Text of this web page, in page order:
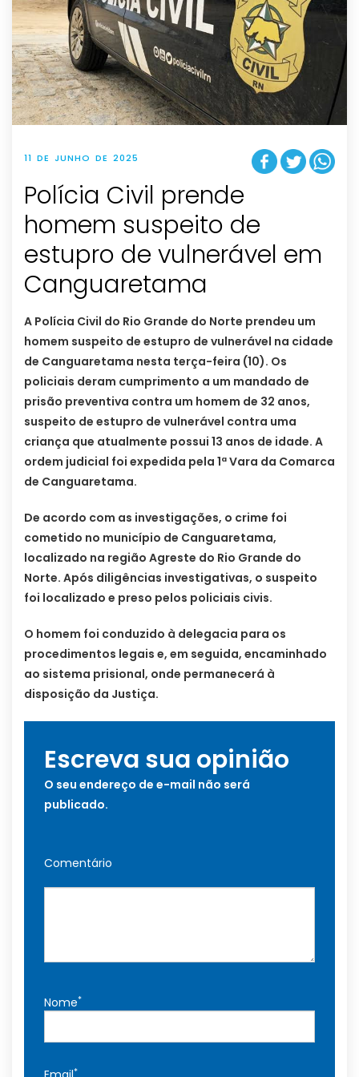
11 DE JUNHO DE 2025
Polícia Civil prende
homem suspeito de
estupro de vulnerável em
Canguaretama
A Polícia Civil do Rio Grande do Norte prendeu um
homem suspeito de estupro de vulnerável na cidade
de Canguaretama nesta terça-feira (10). Os
policiais deram cumprimento a um mandado de
prisão preventiva contra um homem de 32 anos,
suspeito de estupro de vulnerável contra uma
criança que atualmente possui 13 anos de idade. A
ordem judicial foi expedida pela 1ª Vara da Comarca
de Canguaretama.
De acordo com as investigações, o crime foi
cometido no município de Canguaretama,
localizado na região Agreste do Rio Grande do
Norte. Após diligências investigativas, o suspeito
foi localizado e preso pelos policiais civis.
O homem foi conduzido à delegacia para os
procedimentos legais e, em seguida, encaminhado
ao sistema prisional, onde permanecerá à
disposição da Justiça.
Escreva sua opinião
O seu endereço de e-mail não será
publicado.
Comentário
Nome*
*